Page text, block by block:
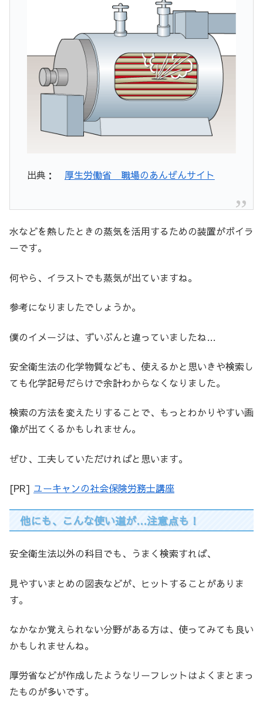
出典： 厚生労働省 職場のあんぜんサイト
水などを熱したときの蒸気を活用するための装置がボイラ
ーです。
何やら、イラストでも蒸気が出ていますね。
参考になりましたでしょうか。
僕のイメージは、ずいぶんと違っていましたね…
安全衛生法の化学物質なども、使えるかと思いきや検索し
ても化学記号だらけで余計わからなくなりました。
検索の方法を変えたりすることで、もっとわかりやすい画
像が出てくるかもしれません。
ぜひ、工夫していただければと思います。
[PR] ユーキャンの社会保険労務士講座
他にも、こんな使い道が…注意点も！
安全衛生法以外の科目でも、うまく検索すれば、
見やすいまとめの図表などが、ヒットすることがありま
す。
なかなか覚えられない分野がある方は、使ってみても良い
かもしれませんね。
厚労省などが作成したようなリーフレットはよくまとまっ
たものが多いです。